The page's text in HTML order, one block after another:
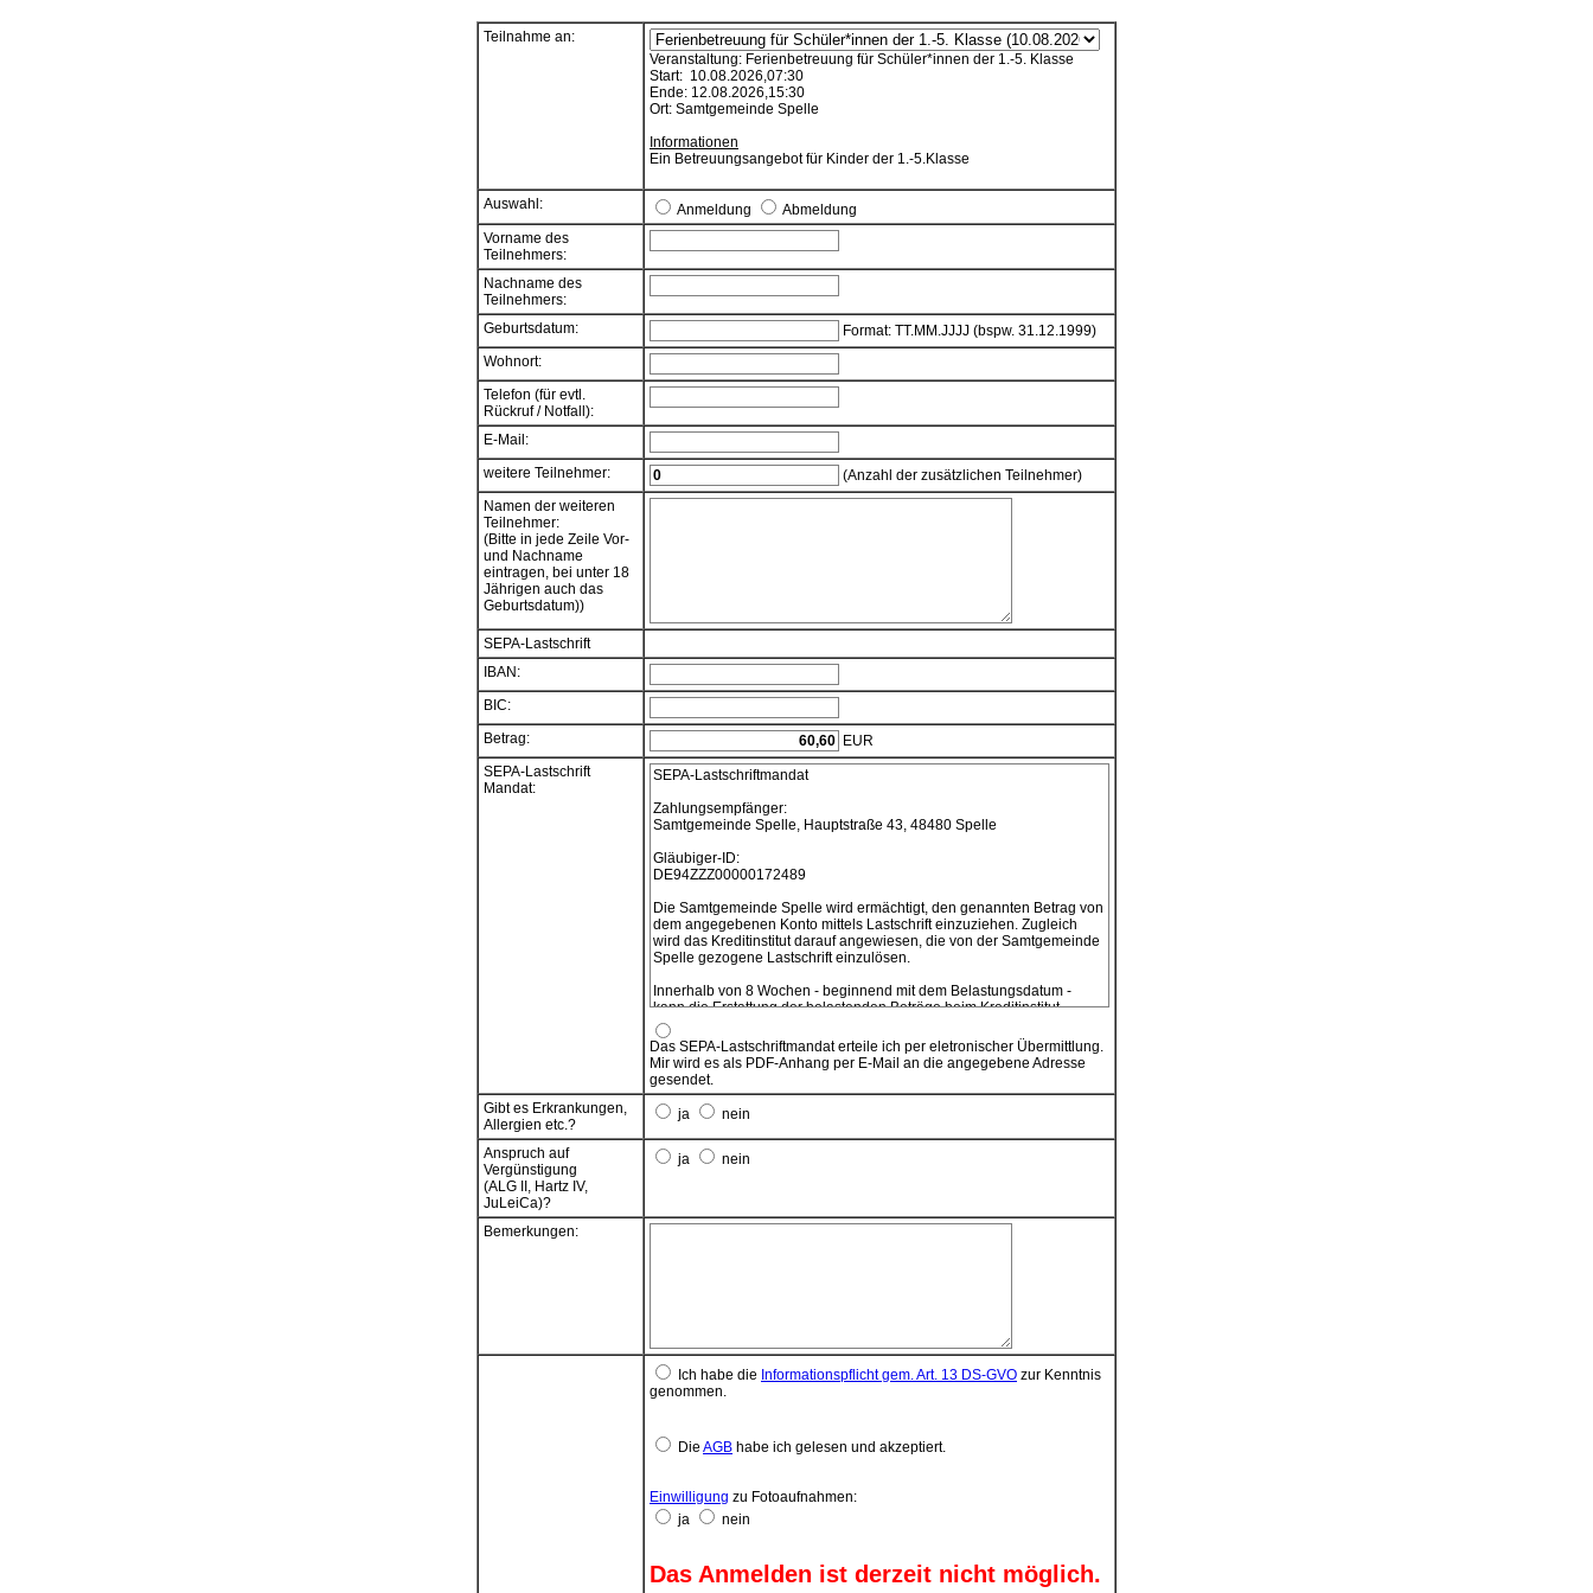
Teilnahme an:
Veranstaltung: Ferienbetreuung für Schüler*innen der 1.-5. Klasse
Start: 10.08.2026,07:30
Ende: 12.08.2026,15:30
Ort: Samtgemeinde Spelle
Informationen
Ein Betreuungsangebot für Kinder der 1.-5.Klasse
Auswahl: Anmeldung
Abmeldung
Vorname des
Teilnehmers:
Nachname des
Teilnehmers:
Geburtsdatum:
Format: TT.MM.JJJJ (bspw. 31.12.1999)
Wohnort:
Telefon (für evtl.
Rückruf / Notfall):
E-Mail:
weitere Teilnehmer:
(Anzahl der zusätzlichen Teilnehmer)
Namen der weiteren
Teilnehmer:
(Bitte in jede Zeile Vor-
und Nachname
eintragen, bei unter 18
Jährigen auch das
Geburtsdatum))
SEPA-Lastschrift
IBAN:
BIC:
Betrag:
EUR
SEPA-Lastschrift
Mandat:
SEPA-Lastschriftmandat
Zahlungsempfänger:
Samtgemeinde Spelle, Hauptstraße 43, 48480 Spelle
Gläubiger-ID:
DE94ZZZ00000172489
Die Samtgemeinde Spelle wird ermächtigt, den genannten Betrag von
dem angegebenen Konto mittels Lastschrift einzuziehen. Zugleich
wird das Kreditinstitut darauf angewiesen, die von der Samtgemeinde
Spelle gezogene Lastschrift einzulösen.
Innerhalb von 8 Wochen - beginnend mit dem Belastungsdatum -
kann die Erstattung der belastenden Beträge beim Kreditinstitut
verlangt werden. Es gelten dabei die mit dem Kreditinstitut
vereinbarten Bedingungen.
Das SEPA-Lastschriftmandat gilt einmalig für diese Teilnahme-
Anmeldung.
Wenn das Konto die erforderliche Deckung nicht aufweist, besteht
seitens des kontoführenden Kreditinstituts keine Verpflichtung zur
Einlösung. Teileinlösungen werden im Lastschriftverfahren nicht
Beitragsfälligkeit mit eingezogen.
Das SEPA-Lastschriftmandat erteile ich per eletronischer Übermittlung.
Mir wird es als PDF-Anhang per E-Mail an die angegebene Adresse
gesendet.
Gibt es Erkrankungen,
Allergien etc.?
ja nein
Anspruch auf
Vergünstigung
(ALG II, Hartz IV,
JuLeiCa)?
ja nein
Bemerkungen:
Ich habe die Informationspflicht gem. Art. 13 DS-GVO zur Kenntnis
genommen.
Die AGB habe ich gelesen und akzeptiert.
Einwilligung zu Fotoaufnahmen:
ja
nein
Das Anmelden ist derzeit nicht möglich.